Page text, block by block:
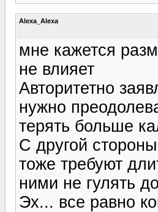
Alexa_Alexa
мне кажется
не влияет
Авторитетно
нужно
терять больше
С другой
тоже требуют
ними не гулять
Эх... все равно